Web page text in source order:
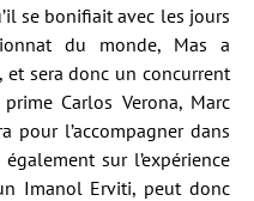
se bonifiait avec les jours
du monde, Mas a
sera donc un concurrent
Carlos Verona, Marc
pour l’accompagner dans
sur l’expérience
Imanol Erviti, peut donc